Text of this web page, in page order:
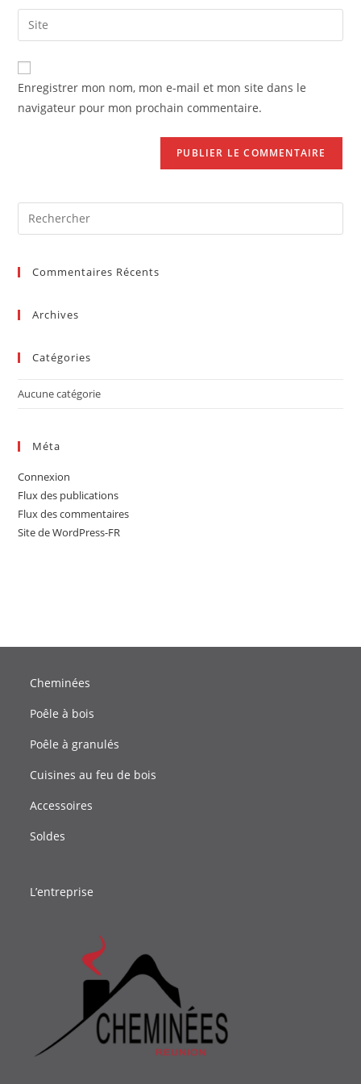
comment
email
address
comment
Saisir
l’URL
de
votre
(facultatif)
Enregistrer mon nom, mon e-mail et mon site dans le
navigateur pour mon prochain commentaire.
Commentaires Récents
Archives
Catégories
Aucune catégorie
Méta
Connexion
Flux des publications
Flux des commentaires
Site de WordPress-FR
Cheminées
Poêle à bois
Poêle à granulés
Cuisines au feu de bois
Accessoires
Soldes
L’entreprise